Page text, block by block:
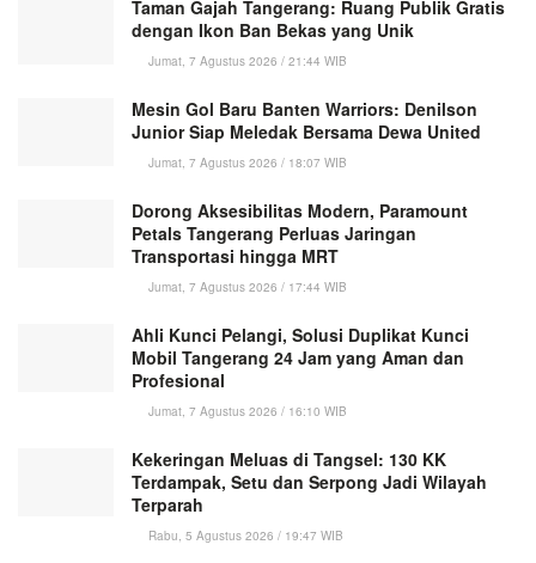
Taman Gajah Tangerang: Ruang Publik Gratis
dengan Ikon Ban Bekas yang Unik
Jumat, 7 Agustus 2026 / 21:44 WIB
Mesin Gol Baru Banten Warriors: Denilson
Junior Siap Meledak Bersama Dewa United
Jumat, 7 Agustus 2026 / 18:07 WIB
Dorong Aksesibilitas Modern, Paramount
Petals Tangerang Perluas Jaringan
Transportasi hingga MRT
Jumat, 7 Agustus 2026 / 17:44 WIB
Ahli Kunci Pelangi, Solusi Duplikat Kunci
Mobil Tangerang 24 Jam yang Aman dan
Profesional
Jumat, 7 Agustus 2026 / 16:10 WIB
Kekeringan Meluas di Tangsel: 130 KK
Terdampak, Setu dan Serpong Jadi Wilayah
Terparah
Rabu, 5 Agustus 2026 / 19:47 WIB